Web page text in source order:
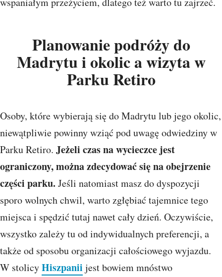
Planowanie podróży do
Madrytu i okolic a wizyta w
Parku Retiro
Osoby, które wybierają się do Madrytu lub jego okolic,
niewątpliwie powinny wziąć pod uwagę odwiedziny w
Parku Retiro. Jeżeli czas na wycieczce jest
ograniczony, można zdecydować się na obejrzenie
części parku. Jeśli natomiast masz do dyspozycji
sporo wolnych chwil, warto zgłębiać tajemnice tego
miejsca i spędzić tutaj nawet cały dzień. Oczywiście,
wszystko zależy tu od indywidualnych preferencji, a
także od sposobu organizacji całościowego wyjazdu.
W stolicyHiszpanii jest bowiem mnóstwo